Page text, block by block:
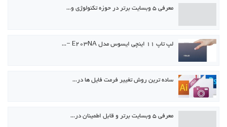
معرفی ۵ وبسایت برتر در حوزه تکنولوژی و…
لپ تاپ ۱۱ اینچی ایسوس مدل E203NA –…
ساده ترین روش تغییر فرمت فایل ها در…
معرفی ۵ وبسایت برتر و قابل اطمینان در…